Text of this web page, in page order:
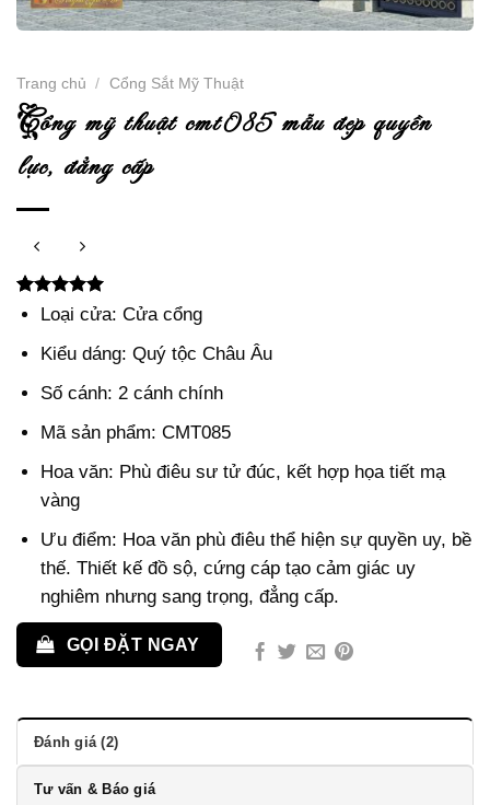
Trang chủ / Cổng Sắt Mỹ Thuật
cổng mỹ thuật cmt085 mẫu đẹp quyền
lực, đẳng cấp
5.00 trên 5
dựa trên
2
đánh giá
Loại cửa: Cửa cổng
Kiểu dáng: Quý tộc Châu Âu
Số cánh: 2 cánh chính
Mã sản phẩm: CMT085
Hoa văn: Phù điêu sư tử đúc, kết hợp họa tiết mạ
vàng
Ưu điểm: Hoa văn phù điêu thể hiện sự quyền uy, bề
thế. Thiết kế đồ sộ, cứng cáp tạo cảm giác uy
nghiêm nhưng sang trọng, đẳng cấp.
GỌI ĐẶT NGAY
Đánh giá (2)
Tư vấn & Báo giá